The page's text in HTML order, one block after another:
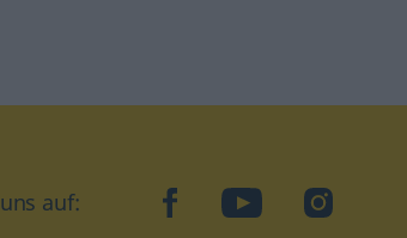
auf: facebookYouTubeInstagram